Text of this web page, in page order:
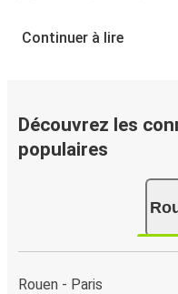
Continuer à lire
Découvrez les
populaires
Rouen - Paris